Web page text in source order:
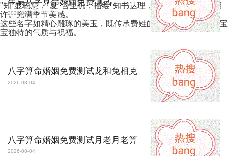
"知"显聪慧，"夏"含生机，描绘"知书达理，如夏繁茂"的成长期
许。充满季节美感。
这些名字如精心雕琢的美玉，既传承费姓的历史底蕴，又赋予宝
宝独特的气质与祝福。
2026-08-04
八字算命婚姻免费测试龙和兔相克
2026-08-04
八字算命婚姻免费测试月老月老算
2026-08-04